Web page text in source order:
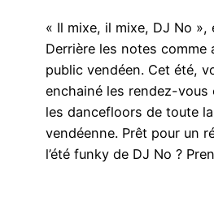
« Il mixe, il mixe, DJ No
Derrière les notes comme
public vendéen. Cet été,
enchainé les rendez-
les dancefloors de toute
vendéenne. Prêt pour un
l’été funky de DJ No ?